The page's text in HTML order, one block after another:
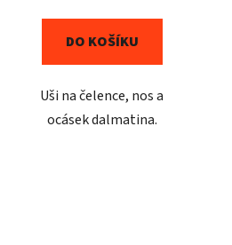
DO KOŠÍKU
Uši na čelence, nos a
ocásek dalmatina.